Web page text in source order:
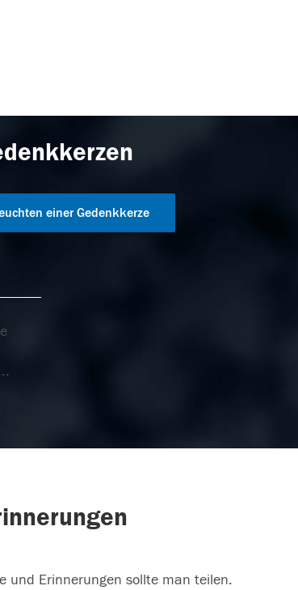
einer Gedenkkerze
und Erinnerungen sollte man teilen.